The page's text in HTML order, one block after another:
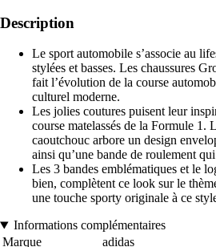
Description
Le sport automobile s’associe au
stylées et basses. Les chaussures
fait l’évolution de la course
culturel moderne.
Les jolies coutures puisent leur
course matelassés de la Formule 1.
caoutchouc arbore un design
ainsi qu’une bande de roulement
Les 3 bandes emblématiques et le
bien, complètent ce look sur le
une touche sporty originale à ce
Informations complémentaires
Marque
adidas